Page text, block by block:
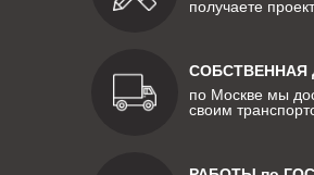
получаете
СОБСТВЕННАЯ
по Москве мы
своим